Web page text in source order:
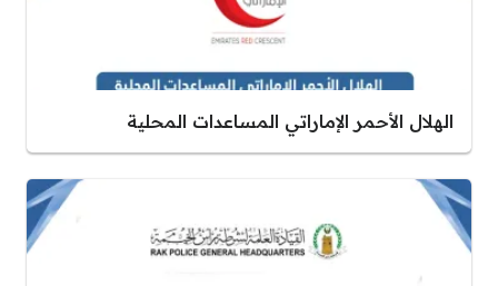
الهلال الأحمر الإماراتي المساعدات المحلية